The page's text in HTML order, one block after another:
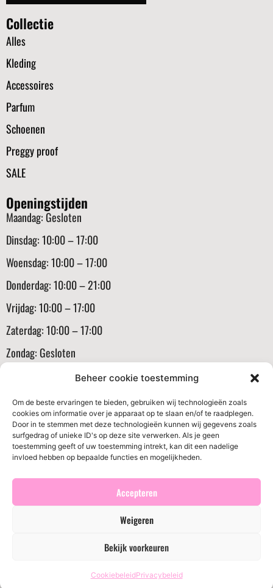
Beheer cookie toestemming
Om de beste ervaringen te bieden, gebruiken wij technologieën zoals
cookies om informatie over je apparaat op te slaan en/of te raadplegen.
Door in te stemmen met deze technologieën kunnen wij gegevens zoals
surfgedrag of unieke ID's op deze site verwerken. Als je geen
toestemming geeft of uw toestemming intrekt, kan dit een nadelige
invloed hebben op bepaalde functies en mogelijkheden.
Accepteren
Weigeren
Bekijk voorkeuren
CookiebeleidPrivacybeleid
Collectie
Alles
Kleding
Accessoires
Parfum
Schoenen
Preggy proof
SALE
Openingstijden
Maandag: Gesloten
Dinsdag: 10:00 – 17:00
Woensdag: 10:00 – 17:00
Donderdag: 10:00 – 21:00
Vrijdag: 10:00 – 17:00
Zaterdag: 10:00 – 17:00
Zondag: Gesloten
Klantenservice
Algemene voorwaarden
Verzenden en routerneren
Privacybeleid
Cookiebeleid (EU)